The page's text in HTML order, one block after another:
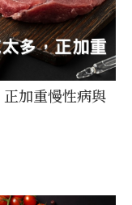
加重慢性病與